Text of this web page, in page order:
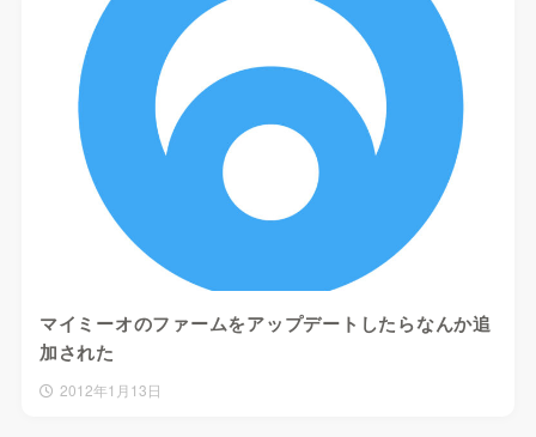
マイミーオのファームをアップデートしたらなんか追
加された
2012年1月13日